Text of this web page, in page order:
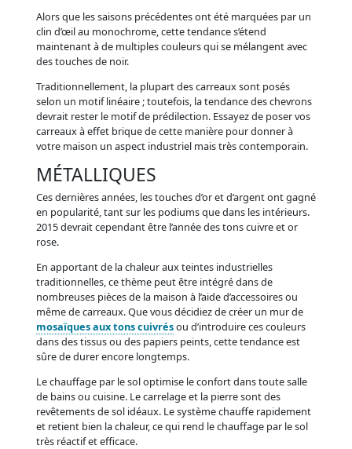
Alors que les saisons précédentes ont été marquées par un
clin d’œil au monochrome, cette tendance s’étend
maintenant à de multiples couleurs qui se mélangent avec
des touches de noir.
Traditionnellement, la plupart des carreaux sont posés
selon un motif linéaire ; toutefois, la tendance des chevrons
devrait rester le motif de prédilection. Essayez de poser vos
carreaux à effet brique de cette manière pour donner à
votre maison un aspect industriel mais très contemporain.
MÉTALLIQUES
Ces dernières années, les touches d’or et d’argent ont gagné
en popularité, tant sur les podiums que dans les intérieurs.
2015 devrait cependant être l’année des tons cuivre et or
rose.
En apportant de la chaleur aux teintes industrielles
traditionnelles, ce thème peut être intégré dans de
nombreuses pièces de la maison à l’aide d’accessoires ou
même de carreaux. Que vous décidiez de créer un mur de
mosaïques aux tons cuivrésou d’introduire ces couleurs
dans des tissus ou des papiers peints, cette tendance est
sûre de durer encore longtemps.
Le chauffage par le sol optimise le confort dans toute salle
de bains ou cuisine. Le carrelage et la pierre sont des
revêtements de sol idéaux. Le système chauffe rapidement
et retient bien la chaleur, ce qui rend le chauffage par le sol
très réactif et efficace.